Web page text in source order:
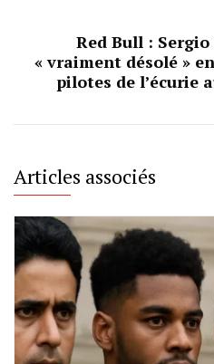
Red Bull :
« vraiment désolé »
pilotes de l’écurie
Articles associés